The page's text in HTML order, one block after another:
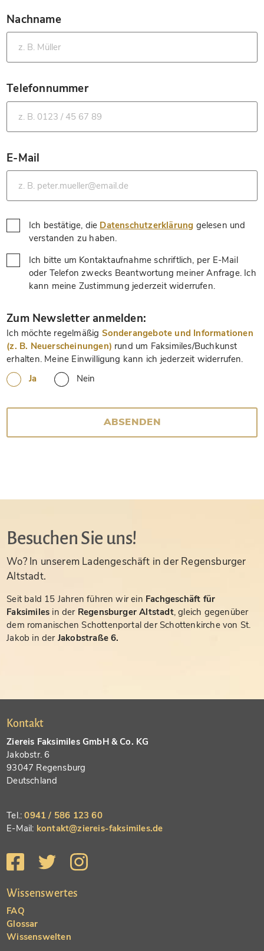
Nachname
*
Telefonnummer
*
E-Mail
*
Ich bestätige, die Datenschutzerklärung gelesen und
verstanden zu haben.
Ich bitte um Kontaktaufnahme schriftlich, per E-Mail
oder Telefon zwecks Beantwortung meiner Anfrage. Ich
kann meine Zustimmung jederzeit widerrufen.
Zum Newsletter anmelden:
Ich möchte regelmäßig Sonderangebote und Informationen
(z. B. Neuerscheinungen) rund um Faksimiles/Buchkunst
erhalten. Meine Einwilligung kann ich jederzeit widerrufen.
Ja
Nein
ABSENDEN
Besuchen Sie uns!
Wo? In unserem Ladengeschäft in der Regensburger
Altstadt.
Seit bald 15 Jahren führen wir ein Fachgeschäft für
Faksimiles in der Regensburger Altstadt, gleich gegenüber
dem romanischen Schottenportal der Schottenkirche von St.
Jakob in der Jakobstraße 6.
Kontakt
Ziereis Faksimiles GmbH & Co. KG
Jakobstr. 6
93047 Regensburg
Deutschland
Tel.:0941 / 586 123 60
E-Mail: kontakt@ziereis-faksimiles.de
Wissenswertes
FAQ
Glossar
Wissenswelten